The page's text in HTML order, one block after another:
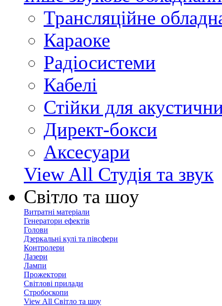
Трансляційне
Караоке
Радіосистеми
Кабелі
Стійки для
Директ-бокси
Аксесуари
View All Студія та звук
Світло та шоу
Витратні матеріали
Генератори ефектів
Голови
Дзеркальні кулі та півсфери
Контролери
Лазери
Лампи
Прожектори
Світлові прилади
Стробоскопи
View All Світло та шоу